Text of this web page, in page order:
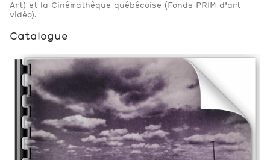
Art) et la Cinémathèque québécoise (Fonds PRIM d’art
vidéo).
Catalogue